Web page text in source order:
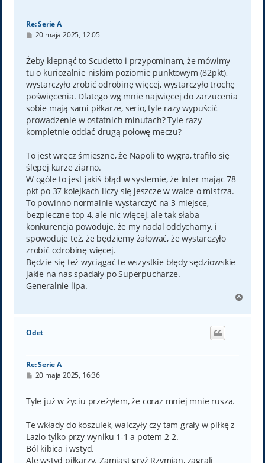
Re: Serie A
P
t
20 maja 2025, 12:05
Żeby klepnąć to Scudetto i przypominam, że mówimy
tu o kuriozalnie niskim poziomie punktowym (82pkt),
wystarczyło zrobić odrobinę więcej, wystarczyło trochę
poświęcenia. Dlatego wg mnie najwięcej do zarzucenia
sobie mają sami piłkarze, serio, tyle razy wypuścić
prowadzenie w ostatnich minutach? Tyle razy
kompletnie oddać drugą połowę meczu?
To jest wręcz śmieszne, że Napoli to wygra, trafiło się
ślepej kurze ziarno.
W ogóle to jest jakiś błąd w systemie, że Inter mając 78
pkt po 37 kolejkach liczy się jeszcze w walce o mistrza.
To powinno normalnie wystarczyć na 3 miejsce,
bezpieczne top 4, ale nic więcej, ale tak słaba
konkurencja powoduje, że my nadal oddychamy, i
spowoduje też, że będziemy żałować, że wystarczyło
zrobić odrobinę więcej.
Będzie się też wyciągać te wszystkie błędy sędziowskie
jakie na nas spadały po Superpucharze.
Generalnie lipa.
g
Odet
Re: Serie A
P
t
20 maja 2025, 16:36
Tyle już w życiu przeżyłem, że coraz mniej mnie rusza.
Te wkłady do koszulek, walczyły czy tam grały w piłkę z
Lazio tylko przy wyniku 1-1 a potem 2-2.
Ból kibica i wstyd.
Ale wstyd piłkarzy. Zamiast gryź Rzymian, zagrali